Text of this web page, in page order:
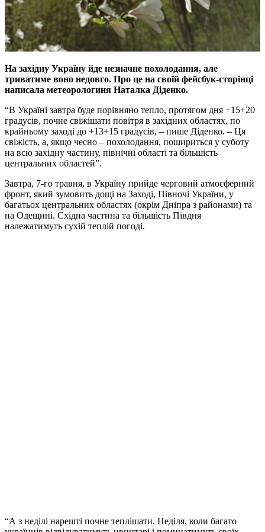
На західну Україну йде незначне похолодання, але
триватиме воно недовго. Про це на своїй фейсбук-сторінці
написала метеорологиня Наталка Діденко.
“В Україні завтра буде порівняно тепло, протягом дня +15+20
градусів, почне свіжішати повітря в західних областях, по
крайньому заході до +13+15 градусів, – пише Діденко. – Ця
свіжість, а, якщо чесно – похолодання, пошириться у суботу
на всю західну частину, північні області та більшість
центральних областей”.
Завтра, 7-го травня, в Україну прийде черговий атмосферний
фронт, який зумовить дощі на Заході, Півночі України, у
багатьох центральних областях (окрім Дніпра з районами) та
на Одещині. Східна частина та більшість Півдня
належатимуть сухій теплій погоді.
“А з неділі нарешті почне теплішати. Неділя, коли багато